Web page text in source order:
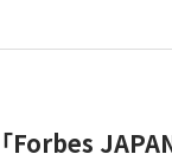
「Forbes